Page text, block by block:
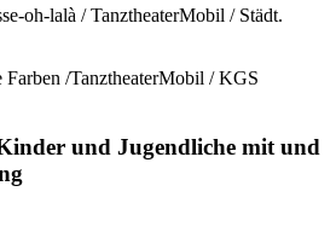
oh-lalà / TanztheaterMobil / Städt.
/TanztheaterMobil / KGS
und Jugendliche mit und